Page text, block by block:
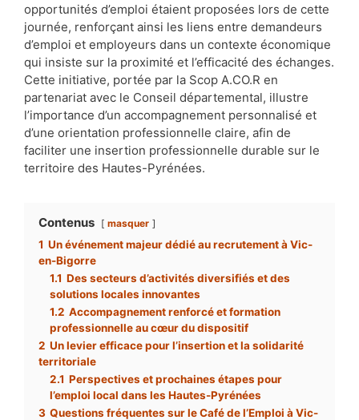
opportunités d’emploi étaient proposées lors de cette
journée, renforçant ainsi les liens entre demandeurs
d’emploi et employeurs dans un contexte économique
qui insiste sur la proximité et l’efficacité des échanges.
Cette initiative, portée par la Scop A.CO.R en
partenariat avec le Conseil départemental, illustre
l’importance d’un accompagnement personnalisé et
d’une orientation professionnelle claire, afin de
faciliter une insertion professionnelle durable sur le
territoire des Hautes-Pyrénées.
Contenus masquer
1 Un événement majeur dédié au recrutement à Vic-
en-Bigorre
1.1 Des secteurs d’activités diversifiés et des
solutions locales innovantes
1.2 Accompagnement renforcé et formation
professionnelle au cœur du dispositif
2 Un levier efficace pour l’insertion et la solidarité
territoriale
2.1 Perspectives et prochaines étapes pour
l’emploi local dans les Hautes-Pyrénées
3 Questions fréquentes sur le Café de l’Emploi à Vic-